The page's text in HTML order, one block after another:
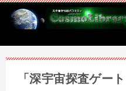
「深宇宙探査ゲー